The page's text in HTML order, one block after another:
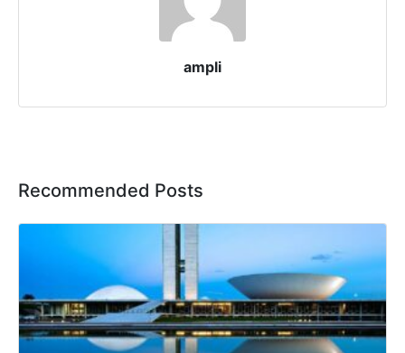
ampli
Recommended Posts